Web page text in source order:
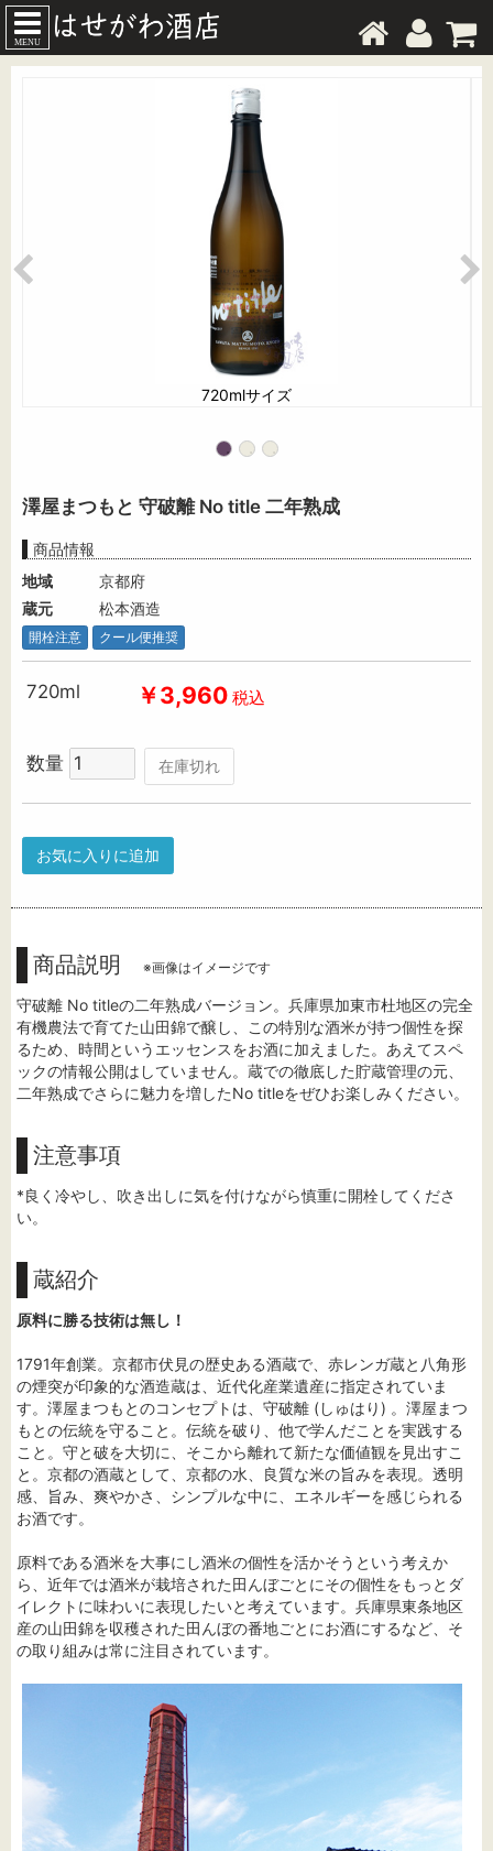
MENU
720mlサイズ
澤屋まつもと 守破離 No title 二年熟成
商品情報
地域
京都府
蔵元
松本酒造
開栓注意 クール便推奨
720ml ￥3,960 税込
数量 在庫切れ
お気に入りに追加
商品説明 ※画像はイメージです
守破離 No titleの二年熟成バージョン。兵庫県加東市杜地区の完全
有機農法で育てた山田錦で醸し、この特別な酒米が持つ個性を探
るため、時間というエッセンスをお酒に加えました。あえてスペ
ックの情報公開はしていません。蔵での徹底した貯蔵管理の元、
二年熟成でさらに魅力を増したNo titleをぜひお楽しみください。
注意事項
*良く冷やし、吹き出しに気を付けながら慎重に開栓してくださ
い。
蔵紹介
原料に勝る技術は無し！
1791年創業。京都市伏見の歴史ある酒蔵で、赤レンガ蔵と八角形
の煙突が印象的な酒造蔵は、近代化産業遺産に指定されていま
す。澤屋まつもとのコンセプトは、守破離 (しゅはり) 。澤屋まつ
もとの伝統を守ること。伝統を破り、他で学んだことを実践する
こと。守と破を大切に、そこから離れて新たな価値観を見出すこ
と。京都の酒蔵として、京都の水、良質な米の旨みを表現。透明
感、旨み、爽やかさ、シンプルな中に、エネルギーを感じられる
お酒です。
原料である酒米を大事にし酒米の個性を活かそうという考えか
ら、近年では酒米が栽培された田んぼごとにその個性をもっとダ
イレクトに味わいに表現したいと考えています。兵庫県東条地区
産の山田錦を収穫された田んぼの番地ごとにお酒にするなど、そ
の取り組みは常に注目されています。